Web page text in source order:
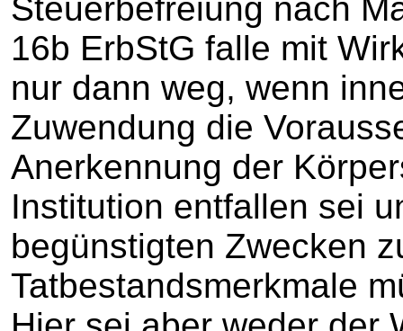
Steuerbefreiung nach
16b ErbStG falle mit
nur dann weg, wenn
Zuwendung die
Anerkennung der
Institution entfallen sei
begünstigten Zwecken
Tatbestandsmerkmale